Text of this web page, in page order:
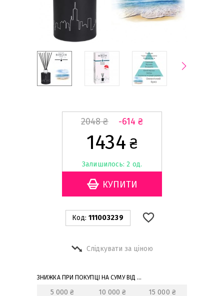
2048₴ -614 ₴
1434 ₴
Залишилось: 2 од.
Код: 111003239
Слідкувати за ціною
ЗНИЖКА ПРИ ПОКУПЦІ НА СУМУ ВІД ...
5 000 ₴ 10 000 ₴ 15 000 ₴